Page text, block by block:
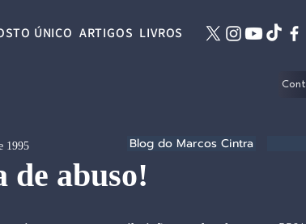
ÚNICO ARTIGOS LIVROS
de abuso!
1995 Blog do Marcos Cintra